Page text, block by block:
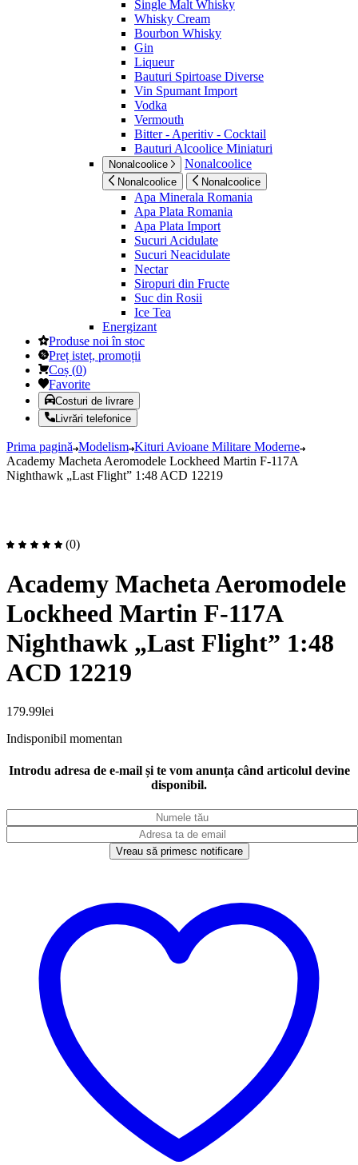
Single Malt Whisky
Whisky Cream
Bourbon Whisky
Gin
Liqueur
Bauturi Spirtoase Diverse
Vin Spumant Import
Vodka
Vermouth
Bitter - Aperitiv - Cocktail
Bauturi Alcoolice Miniaturi
Nonalcoolice Nonalcoolice
Nonalcoolice Nonalcoolice
Apa Minerala Romania
Apa Plata Romania
Apa Plata Import
Sucuri Acidulate
Sucuri Neacidulate
Nectar
Siropuri din Fructe
Suc din Rosii
Ice Tea
Energizant
Produse noi în stoc
Preț isteț, promoții
Coș (0)
Favorite
Costuri de livrare
Livrări telefonice
Prima pagină Modelism Kituri Avioane Militare Moderne
Academy Macheta Aeromodele Lockheed Martin F-117A
Nighthawk „Last Flight” 1:48 ACD 12219
(0)
Academy Macheta Aeromodele
Lockheed Martin F-117A
Nighthawk „Last Flight” 1:48
ACD 12219
179.99lei
Indisponibil momentan
Introdu adresa de e-mail și te vom anunța când articolul devine
disponibil.
Vreau să primesc notificare